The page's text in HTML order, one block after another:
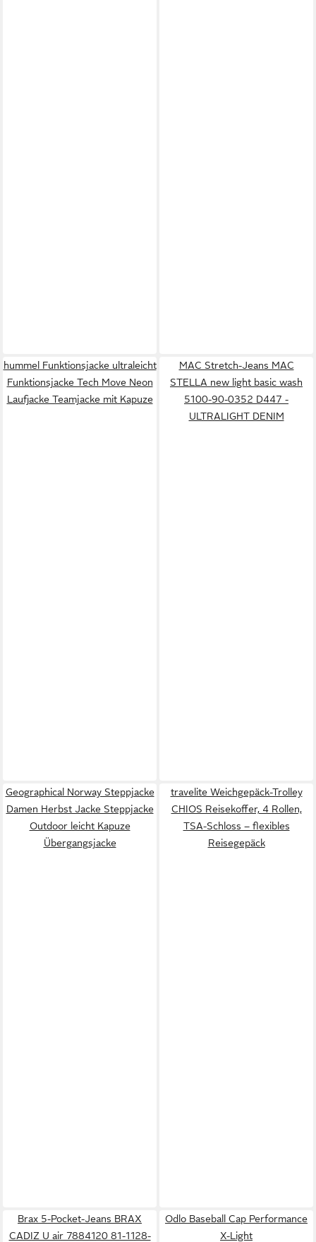
hummel Funktionsjacke ultraleicht
Funktionsjacke Tech Move Neon
Laufjacke Teamjacke mit Kapuze
MAC Stretch-Jeans MAC
STELLA new light basic wash
5100-90-0352 D447 -
ULTRALIGHT DENIM
Geographical Norway Steppjacke
Damen Herbst Jacke Steppjacke
Outdoor leicht Kapuze
Übergangsjacke
travelite Weichgepäck-Trolley
CHIOS Reisekoffer, 4 Rollen,
TSA-Schloss – flexibles
Reisegepäck
Brax 5-Pocket-Jeans BRAX
CADIZ U air 7884120 81-1128-
Odlo Baseball Cap Performance
X-Light